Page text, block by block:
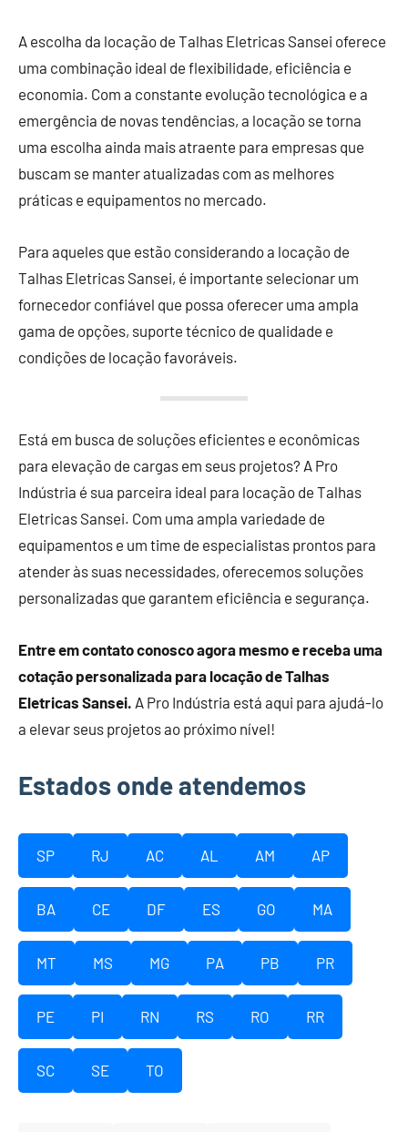
A escolha da locação de Talhas Eletricas Sansei oferece
uma combinação ideal de flexibilidade, eficiência e
economia. Com a constante evolução tecnológica e a
emergência de novas tendências, a locação se torna
uma escolha ainda mais atraente para empresas que
buscam se manter atualizadas com as melhores
práticas e equipamentos no mercado.
Para aqueles que estão considerando a locação de
Talhas Eletricas Sansei, é importante selecionar um
fornecedor confiável que possa oferecer uma ampla
gama de opções, suporte técnico de qualidade e
condições de locação favoráveis.
Está em busca de soluções eficientes e econômicas
para elevação de cargas em seus projetos? A Pro
Indústria é sua parceira ideal para locação de Talhas
Eletricas Sansei. Com uma ampla variedade de
equipamentos e um time de especialistas prontos para
atender às suas necessidades, oferecemos soluções
personalizadas que garantem eficiência e segurança.
Entre em contato conosco agora mesmo e receba uma
cotação personalizada para locação de Talhas
Eletricas Sansei. A Pro Indústria está aqui para ajudá-lo
a elevar seus projetos ao próximo nível!
Estados onde atendemos
SP RJ AC AL AM AP
BA CE DF ES GO MA
MT MS MG PA PB PR
PE PI RN RS RO RR
SC SE TO